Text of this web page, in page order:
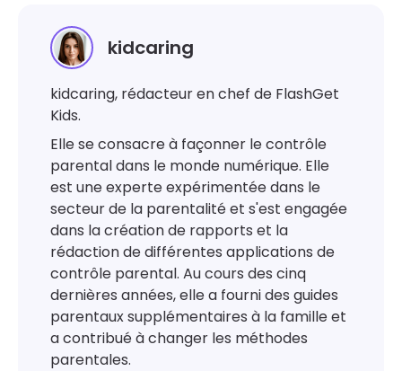
kidcaring
kidcaring, rédacteur en chef de FlashGet
Kids.
Elle se consacre à façonner le contrôle
parental dans le monde numérique. Elle
est une experte expérimentée dans le
secteur de la parentalité et s'est engagée
dans la création de rapports et la
rédaction de différentes applications de
contrôle parental. Au cours des cinq
dernières années, elle a fourni des guides
parentaux supplémentaires à la famille et
a contribué à changer les méthodes
parentales.